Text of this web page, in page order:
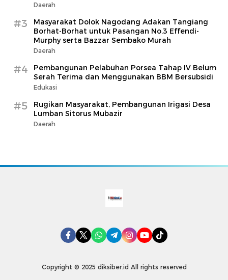
Daerah
#3
Masyarakat Dolok Nagodang Adakan Tangiang
Borhat-Borhat untuk Pasangan No.3 Effendi-
Murphy serta Bazzar Sembako Murah
Daerah
#4
Pembangunan Pelabuhan Porsea Tahap IV Belum
Serah Terima dan Menggunakan BBM Bersubsidi
Edukasi
#5
Rugikan Masyarakat, Pembangunan Irigasi Desa
Lumban Sitorus Mubazir
Daerah
Copyright © 2025 diksiber.id All rights reserved